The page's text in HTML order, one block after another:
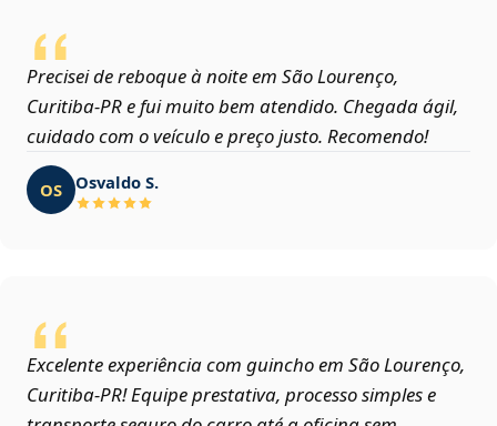
Precisei de reboque à noite em São Lourenço,
Curitiba‑PR e fui muito bem atendido. Chegada ágil,
cuidado com o veículo e preço justo. Recomendo!
OS Osvaldo S.
Excelente experiência com guincho em São Lourenço,
Curitiba‑PR! Equipe prestativa, processo simples e